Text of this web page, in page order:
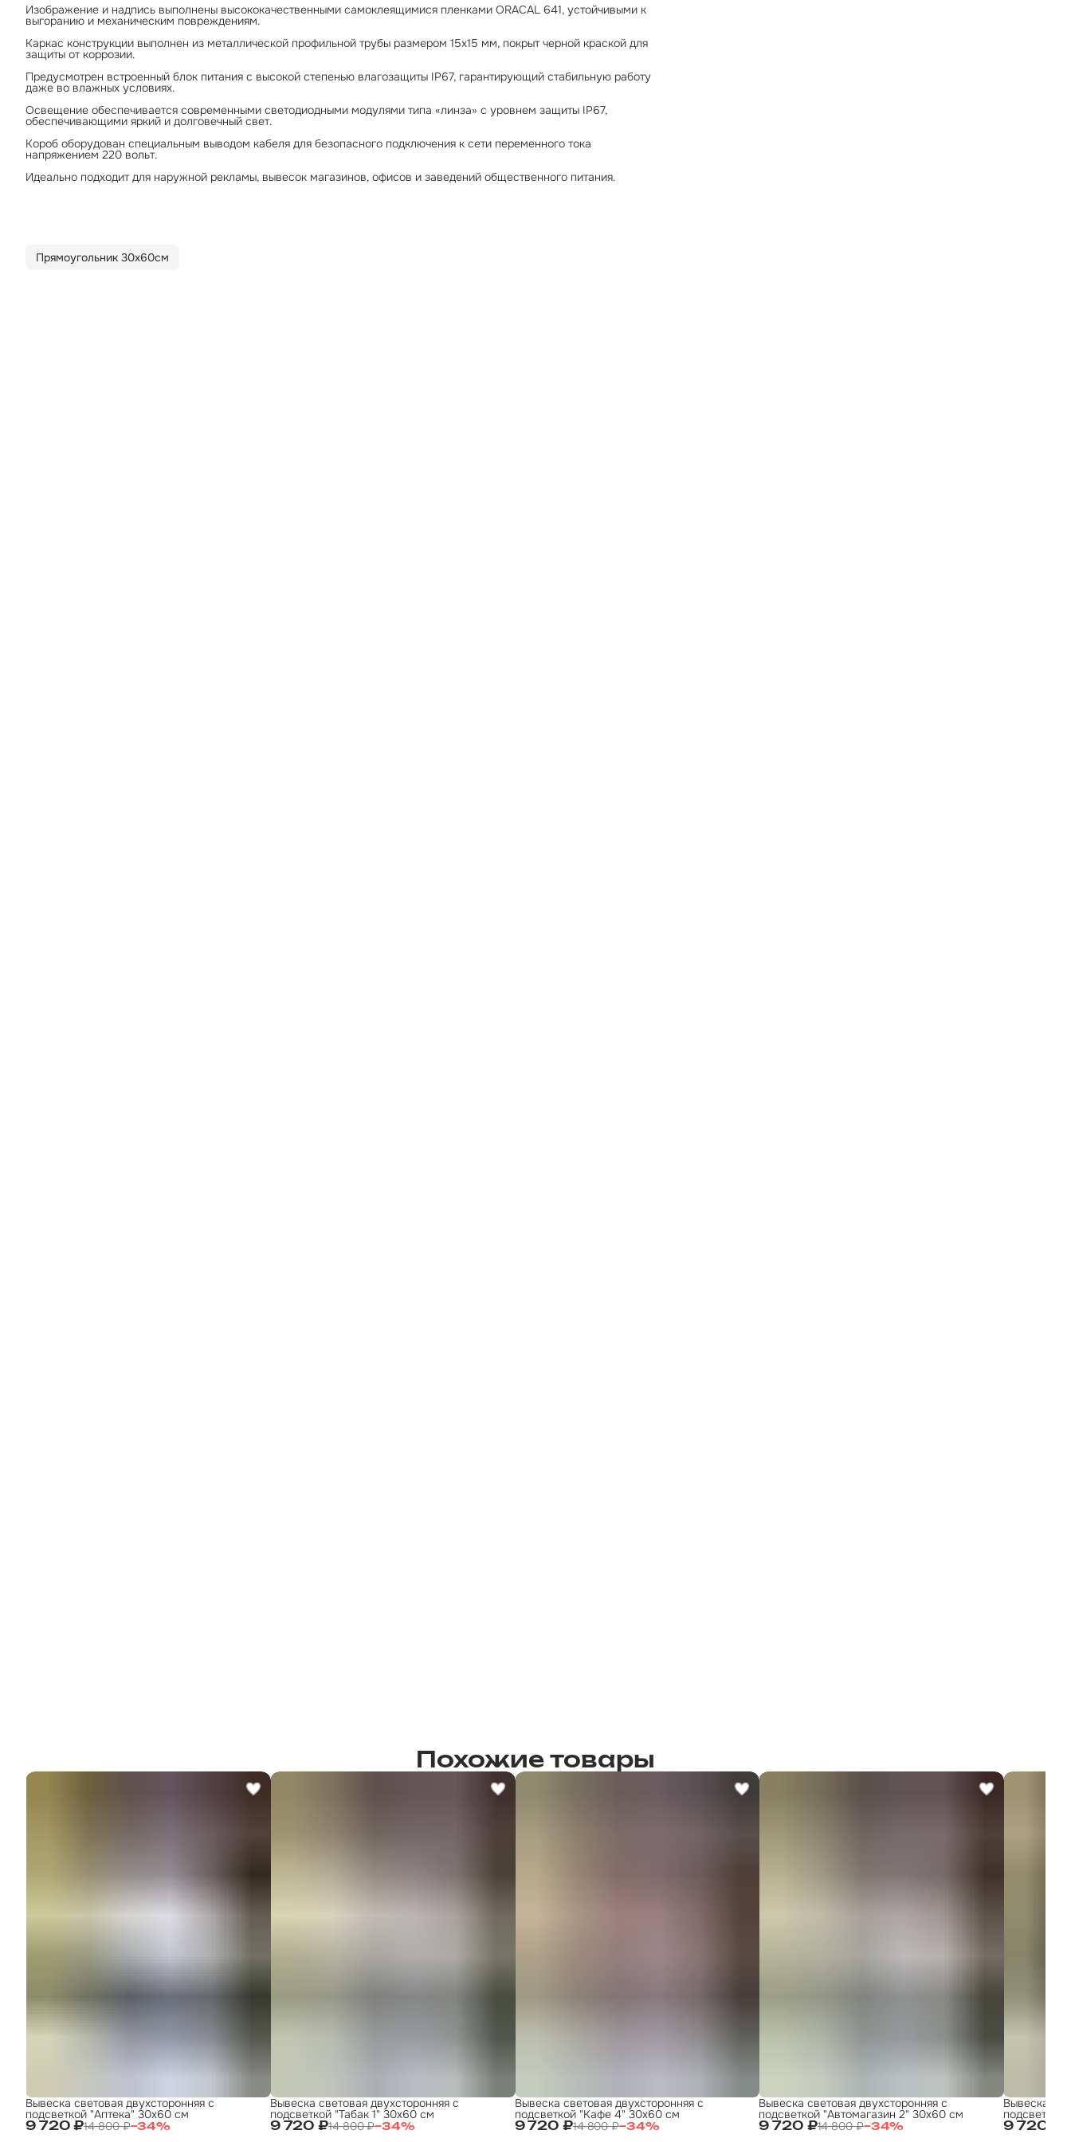
Изображение и надпись выполнены высококачественными самоклеящимися пленками ORACAL 641, устойчивыми к
выгоранию и механическим повреждениям.
Каркас конструкции выполнен из металлической профильной трубы размером 15x15 мм, покрыт черной краской для
защиты от коррозии.
Предусмотрен встроенный блок питания с высокой степенью влагозащиты IP67, гарантирующий стабильную работу
даже во влажных условиях.
Освещение обеспечивается современными светодиодными модулями типа «линза» с уровнем защиты IP67,
обеспечивающими яркий и долговечный свет.
Короб оборудован специальным выводом кабеля для безопасного подключения к сети переменного тока
напряжением 220 вольт.
Идеально подходит для наружной рекламы, вывесок магазинов, офисов и заведений общественного питания.
Прямоугольник 30х60см
Похожие товары
9 720 ₽14 800 ₽−34%
Вывеска световая двухсторонняя с
подсветкой "Аптека" 30х60 см
9 720 ₽14 800 ₽−34%
Вывеска световая двухсторонняя с
подсветкой "Табак 1" 30х60 см
9 720 ₽14 800 ₽−34%
Вывеска световая двухсторонняя с
подсветкой "Кафе 4" 30х60 см
9 720 ₽14 800 ₽−34%
Вывеска световая двухсторонняя с
подсветкой "Автомагазин 2" 30х60 см
9 720 ₽
Вывеска